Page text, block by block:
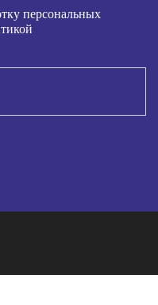
персональных